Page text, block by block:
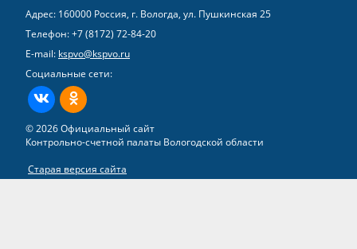
Адрес: 160000 Россия, г. Вологда, ул. Пушкинская 25
Телефон:+7 (8172) 72-84-20
E-mail: kspvo@kspvo.ru
Социальные сети:
ВКонтактеОдноклассники
© 2026 Официальный сайт
Контрольно-счетной палаты Вологодской области
Старая версия сайта